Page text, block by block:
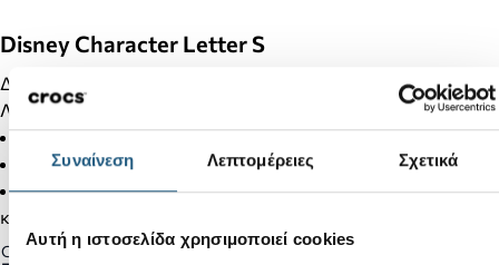
Συναίνεση Λεπτομέρειες Σχετικά
Αυτή η ιστοσελίδα χρησιμοποιεί cookies
Disney Character Letter S
Διακόσμησε τα Crocs σου με Jibbitz και κάνε τα μοναδικά!!!
Λεπτομέρειες Προϊόντος:
Δεν είναι παιχνίδι.
Δεν απευθύνεται σε παιδιά κάτω των 3 ετών.
Στα προϊόντα της κατηγορίας Jibbitz δεν γίνονται αλλαγές
και επιστροφές.
Gender: